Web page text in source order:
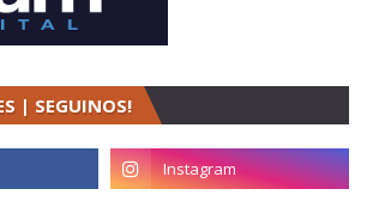
| SEGUINOS!